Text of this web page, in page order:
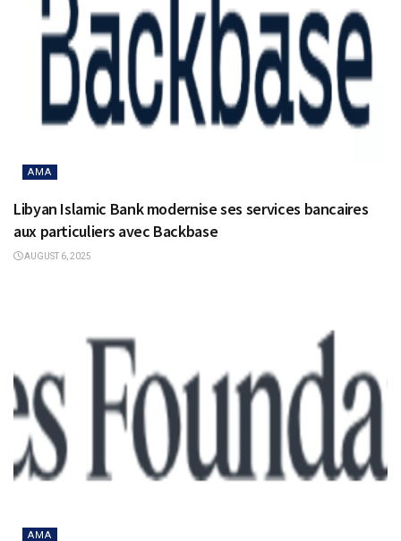
AMA
Libyan Islamic Bank modernise ses services bancaires
aux particuliers avec Backbase
AUGUST 6, 2025
AMA